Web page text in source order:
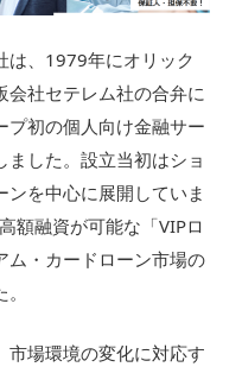
は、1979年にオリック
会社セテレム社の合弁に
プ初の個人向け金融サー
ました。設立当初はショ
ンを中心に展開していま
額融資が可能な「VIPロ
ム・カードローン市場の
市場環境の変化に対応す